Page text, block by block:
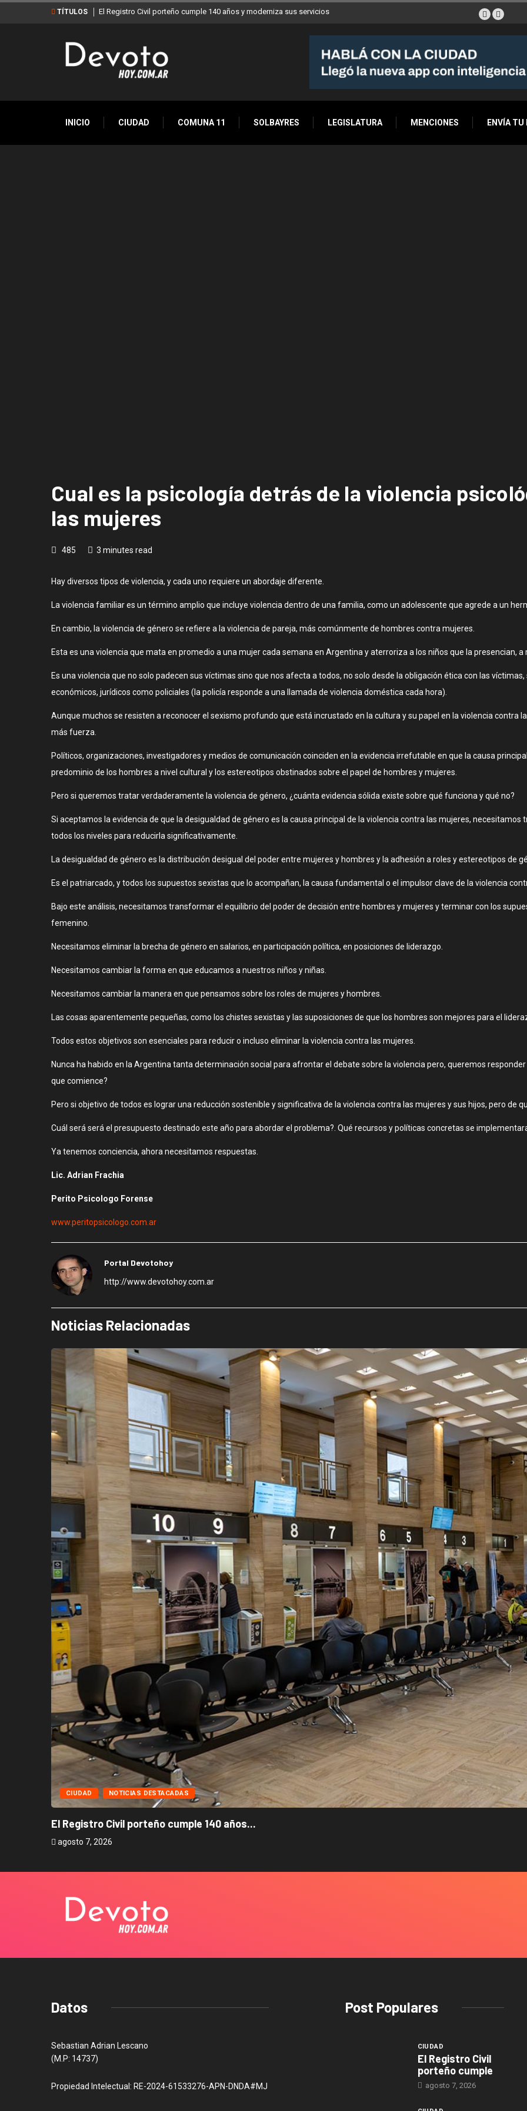
TÍTULOS El Registro Civil porteño cumple 140 años y moderniza sus servicios
INICIO CIUDAD COMUNA 11 SOLBAYRES LEGISLATURA MENCIONES ENVÍA TU
Cual es la psicología detrás de la violencia
las mujeres
485 3 minutes read
Hay diversos tipos de violencia, y cada uno requiere un abordaje diferente.
La violencia familiar es un término amplio que incluye violencia dentro de una familia, como un adolescente que agrede a un
En cambio, la violencia de género se refiere a la violencia de pareja, más comúnmente de hombres contra mujeres.
Esta es una violencia que mata en promedio a una mujer cada semana en Argentina y aterroriza a los niños que la presencian, a
Es una violencia que no solo padecen sus víctimas sino que nos afecta a todos, no solo desde la obligación ética con las
económicos, jurídicos como policiales (la policía responde a una llamada de violencia doméstica cada hora).
Aunque muchos se resisten a reconocer el sexismo profundo que está incrustado en la cultura y su papel en la violencia contra
más fuerza.
Políticos, organizaciones, investigadores y medios de comunicación coinciden en la evidencia irrefutable en que la causa
predominio de los hombres a nivel cultural y los estereotipos obstinados sobre el papel de hombres y mujeres.
Pero si queremos tratar verdaderamente la violencia de género, ¿cuánta evidencia sólida existe sobre qué funciona y qué no?
Si aceptamos la evidencia de que la desigualdad de género es la causa principal de la violencia contra las mujeres,
todos los niveles para reducirla significativamente.
La desigualdad de género es la distribución desigual del poder entre mujeres y hombres y la adhesión a roles y estereotipos de
Es el patriarcado, y todos los supuestos sexistas que lo acompañan, la causa fundamental o el impulsor clave de la violencia
Bajo este análisis, necesitamos transformar el equilibrio del poder de decisión entre hombres y mujeres y terminar con los
femenino.
Necesitamos eliminar la brecha de género en salarios, en participación política, en posiciones de liderazgo.
Necesitamos cambiar la forma en que educamos a nuestros niños y niñas.
Necesitamos cambiar la manera en que pensamos sobre los roles de mujeres y hombres.
Las cosas aparentemente pequeñas, como los chistes sexistas y las suposiciones de que los hombres son mejores para el
Todos estos objetivos son esenciales para reducir o incluso eliminar la violencia contra las mujeres.
Nunca ha habido en la Argentina tanta determinación social para afrontar el debate sobre la violencia pero, queremos
que comience?
Pero si objetivo de todos es lograr una reducción sostenible y significativa de la violencia contra las mujeres y sus hijos, pero de
Cuál será será el presupuesto destinado este año para abordar el problema?. Qué recursos y políticas concretas se
Ya tenemos conciencia, ahora necesitamos respuestas.
Lic. Adrian Frachia
Perito Psicologo Forense
www.peritopsicologo.com.ar
Portal Devotohoy
http://www.devotohoy.com.ar
Noticias Relacionadas
CIUDAD NOTICIAS DESTACADAS
El Registro Civil porteño cumple 140 años...
agosto 7, 2026
Datos
Sebastian Adrian Lescano
(M.P: 14737)
Propiedad Intelectual: RE-2024-61533276-APN-DNDA#MJ
Post Populares
CIUDAD
El Registro Civil
porteño cumple
agosto 7, 2026